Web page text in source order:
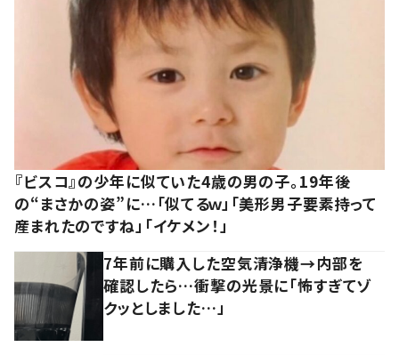
『ビスコ』の少年に似ていた4歳の男の子。19年後
の“まさかの姿”に…「似てるｗ」「美形男子要素持って
産まれたのですね」「イケメン！」
7年前に購入した空気清浄機→内部を
確認したら…衝撃の光景に「怖すぎてゾ
クッとしました…」